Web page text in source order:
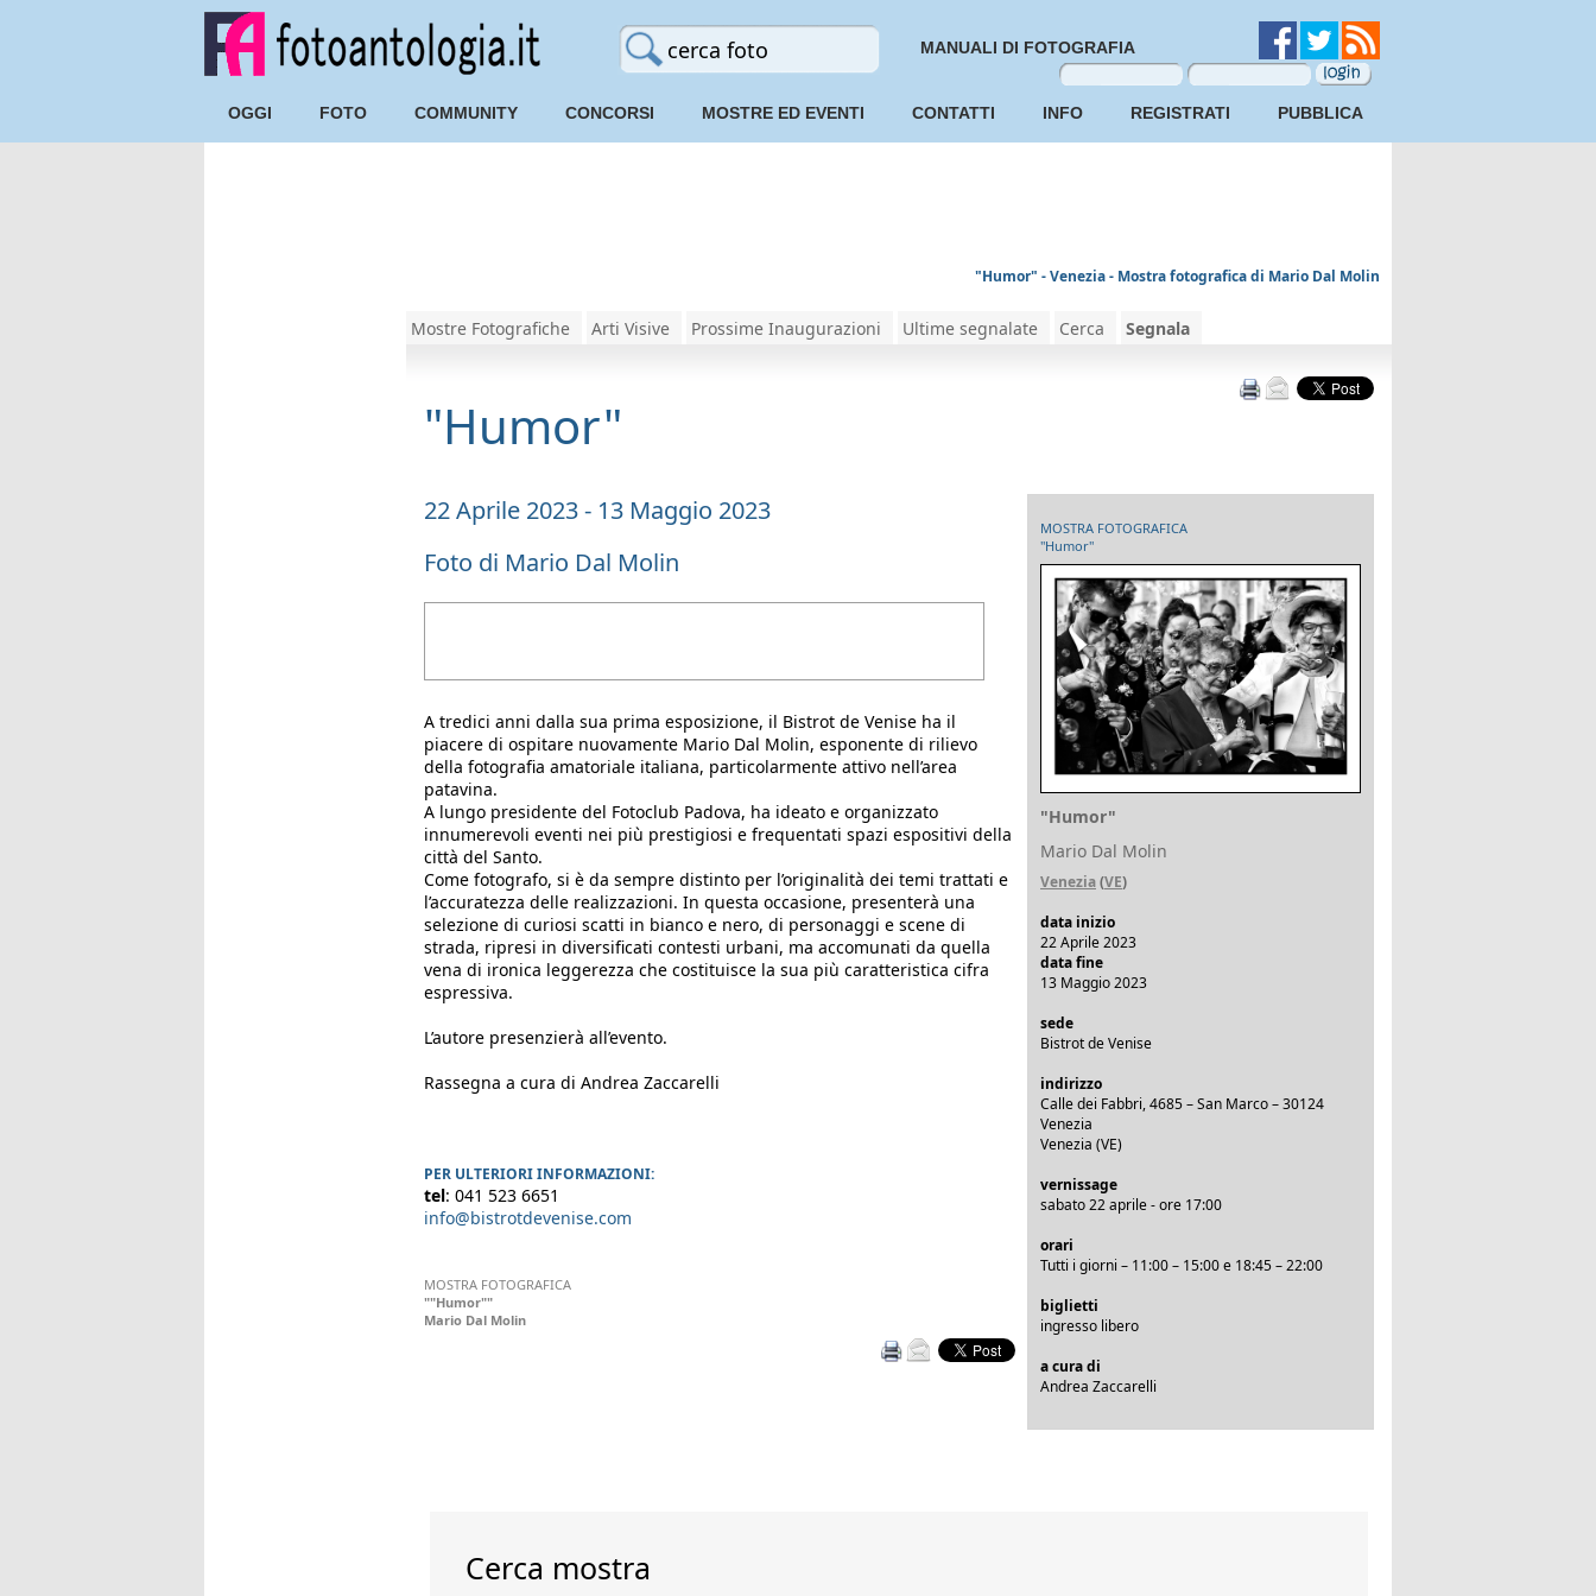
MANUALI DI FOTOGRAFIA
OGGI FOTO COMMUNITY CONCORSI MOSTRE ED EVENTI CONTATTI INFO REGISTRATI PUBBLICA
"Humor" - Venezia - Mostra fotografica di Mario Dal Molin
Mostre Fotografiche Arti Visive Prossime Inaugurazioni Ultime segnalate Cerca Segnala
"Humor"
MOSTRA FOTOGRAFICA
"Humor"
"Humor"
Mario Dal Molin
Venezia(VE)
data inizio
22 Aprile 2023
data fine
13 Maggio 2023
sede
Bistrot de Venise
indirizzo
Calle dei Fabbri, 4685 – San Marco – 30124
Venezia
Venezia (VE)
vernissage
sabato 22 aprile - ore 17:00
orari
Tutti i giorni – 11:00 – 15:00 e 18:45 – 22:00
biglietti
ingresso libero
a cura di
Andrea Zaccarelli
22 Aprile 2023 - 13 Maggio 2023
Foto di Mario Dal Molin
A tredici anni dalla sua prima esposizione, il Bistrot de Venise ha il
piacere di ospitare nuovamente Mario Dal Molin, esponente di rilievo
della fotografia amatoriale italiana, particolarmente attivo nell’area
patavina.
A lungo presidente del Fotoclub Padova, ha ideato e organizzato
innumerevoli eventi nei più prestigiosi e frequentati spazi espositivi della
città del Santo.
Come fotografo, si è da sempre distinto per l’originalità dei temi trattati e
l’accuratezza delle realizzazioni. In questa occasione, presenterà una
selezione di curiosi scatti in bianco e nero, di personaggi e scene di
strada, ripresi in diversificati contesti urbani, ma accomunati da quella
vena di ironica leggerezza che costituisce la sua più caratteristica cifra
espressiva.
L’autore presenzierà all’evento.
Rassegna a cura di Andrea Zaccarelli
PER ULTERIORI INFORMAZIONI:
tel: 041 523 6651
info@bistrotdevenise.com
MOSTRA FOTOGRAFICA
""Humor""
Mario Dal Molin
Cerca mostra